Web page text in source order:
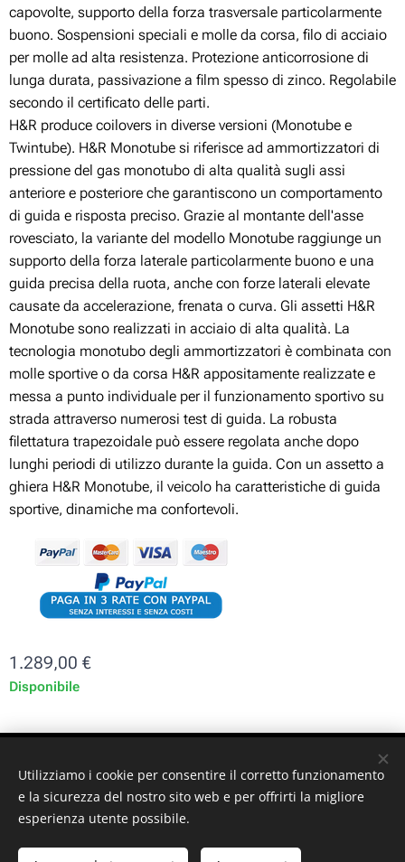
capovolte, supporto della forza trasversale particolarmente
buono. Sospensioni speciali e molle da corsa, filo di acciaio
per molle ad alta resistenza. Protezione anticorrosione di
lunga durata, passivazione a film spesso di zinco. Regolabile
secondo il certificato delle parti.
H&R produce coilovers in diverse versioni (Monotube e
Twintube). H&R Monotube si riferisce ad ammortizzatori di
pressione del gas monotubo di alta qualità sugli assi
anteriore e posteriore che garantiscono un comportamento
di guida e risposta preciso. Grazie al montante dell'asse
rovesciato, la variante del modello Monotube raggiunge un
supporto della forza laterale particolarmente buono e una
guida precisa della ruota, anche con forze laterali elevate
causate da accelerazione, frenata o curva. Gli assetti H&R
Monotube sono realizzati in acciaio di alta qualità. La
tecnologia monotubo degli ammortizzatori è combinata con
molle sportive o da corsa H&R appositamente realizzate e
messa a punto individuale per il funzionamento sportivo su
strada attraverso numerosi test di guida. La robusta
filettatura trapezoidale può essere regolata anche dopo
lunghi periodi di utilizzo durante la guida. Con un assetto a
ghiera H&R Monotube, il veicolo ha caratteristiche di guida
sportive, dinamiche ma confortevoli.
1.289,00 €
Disponibile
10128 - Torino (TO) - P. iva: 10161030019
© 2024 ST-GARAGE All Rights Reserved
Cookies
Utilizziamo i cookie per consentire il corretto funzionamento
e la sicurezza del nostro sito web e per offrirti la migliore
esperienza utente possibile.